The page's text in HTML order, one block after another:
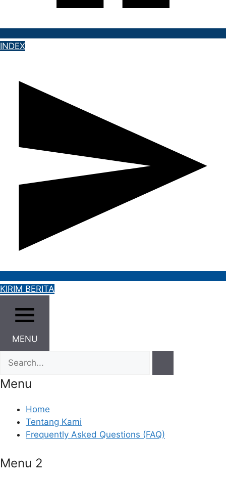
INDEX
KIRIM BERITA
MENU
Menu
Home
Tentang Kami
Frequently Asked Questions (FAQ)
Menu 2